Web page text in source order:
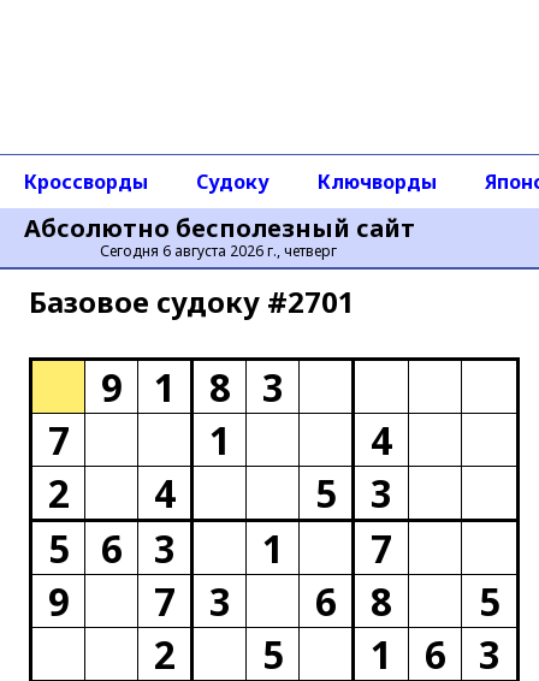
Абсолютно бесполезный сайт
Сегодня 6 августа 2026 г., четверг
Кроссворды Судоку Ключворды
Базовое cудоку #2701
9 1 8
3
7
1
4
2
4 5
3
5
6 3 1
7
9
7 3 6 8
5
2
5 1 6
3